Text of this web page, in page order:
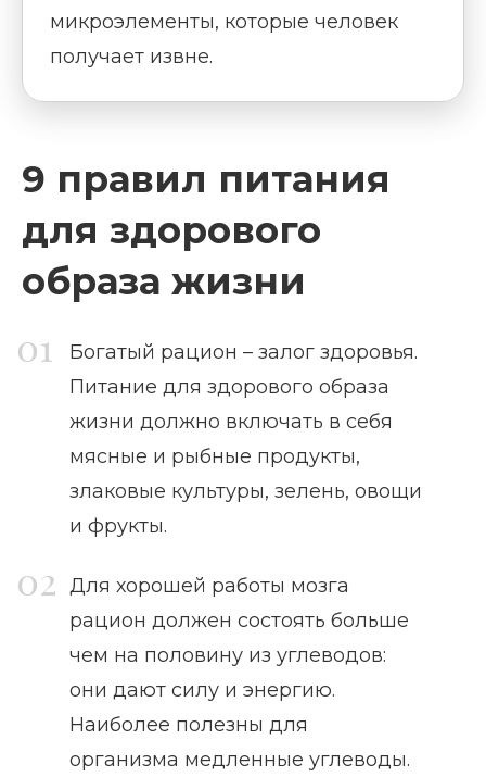
микроэлементы, которые человек
получает извне.
9 правил питания
для здорового
образа жизни
Богатый рацион – залог здоровья.
Питание для здорового образа
жизни должно включать в себя
мясные и рыбные продукты,
злаковые культуры, зелень, овощи
и фрукты.
Для хорошей работы мозга
рацион должен состоять больше
чем на половину из углеводов:
они дают силу и энергию.
Наиболее полезны для
организма медленные углеводы.